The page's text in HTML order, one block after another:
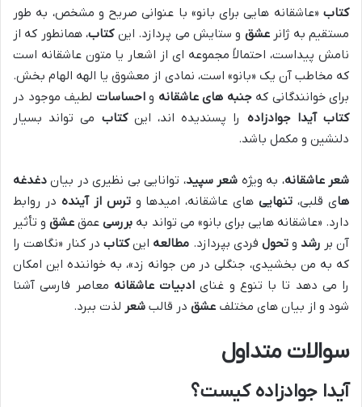
کتاب «عاشقانه هایی برای بانو» با عنوانی صریح و مشخص، به طور
مستقیم به ژانرعشق و ستایش می پردازد. اینکتاب، همانطور که از
نامش پیداست، احتمالاً مجموعه ای از اشعار یا متون عاشقانه است
که مخاطب آن یک «بانو» است، نمادی از معشوق یا الهه الهام بخش.
برای خوانندگانی کهجنبه های عاشقانه واحساسات لطیف موجود در
کتاب آیدا جوادزاده را پسندیده اند، اینکتاب می تواند بسیار
دلنشین و مکمل باشد.
شعر عاشقانه، به ویژه شعر سپید، توانایی بی نظیری در بیان دغدغه
های قلبی، تنهاییهای عاشقانه، امیدها وترس از آینده در روابط
دارد. «عاشقانه هایی برای بانو» می تواند به بررسیعمق عشقو تأثیر
آن بر رشد وتحول فردی بپردازد. مطالعه اینکتابدر کنار «نگاهت را
که به من بخشیدی، جنگلی در من جوانه زد»، به خواننده این امکان
را می دهد تا با تنوع و غنای ادبیات عاشقانه معاصر فارسی آشنا
شود و از بیان های مختلف عشق در قالب شعر لذت ببرد.
سوالات متداول
آیدا جوادزاده کیست؟